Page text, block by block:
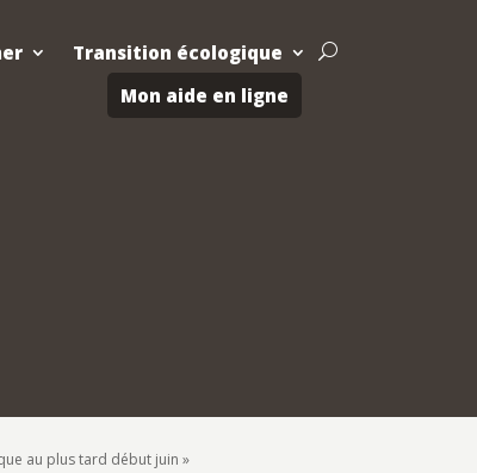
Transition écologique
Mon aide en ligne
U
au plus tard début juin »